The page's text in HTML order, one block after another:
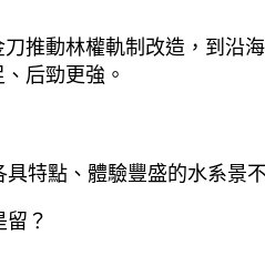
推動林權軌制改造，到沿
后勁更強。
特點、體驗豐盛的水系景
留？